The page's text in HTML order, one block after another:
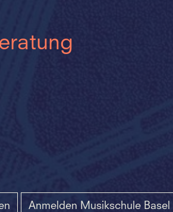
Anmelden Musikschule Basel